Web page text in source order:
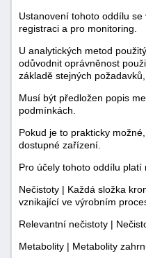
Ustanovení tohoto oddílu
registraci a pro monitoring.
U analytických metod
odůvodnit oprávněnost
základě stejných
Musí být předložen popis
podmínkách.
Pokud je to prakticky
dostupné zařízení.
Pro účely tohoto oddílu platí
Nečistoty | Každá složka
vznikající ve výrobním
Relevantní nečistoty |
Metabolity | Metabolity